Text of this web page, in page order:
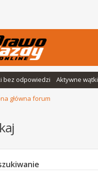
bez odpowiedzi Aktywne wątki
główna forum